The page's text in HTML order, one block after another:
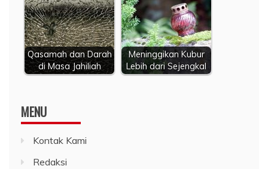
Qasamah dan Darah
di Masa Jahiliah
Meninggikan Kubur
Lebih dari Sejengkal
MENU
Kontak Kami
Redaksi